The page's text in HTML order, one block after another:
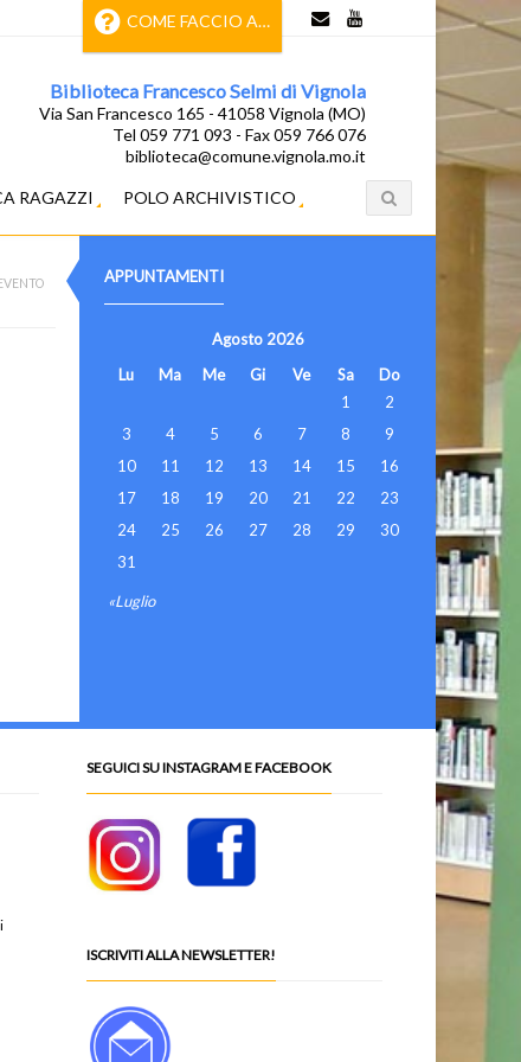
COME FACCIO A…
Biblioteca Francesco Selmi di Vignola
Via San Francesco 165 - 41058 Vignola (MO)
Tel 059 771 093 - Fax 059 766 076
biblioteca@comune.vignola.mo.it
RAGAZZI POLO ARCHIVISTICO
APPUNTAMENTI
Agosto 2026
Lu
Ma Me Gi Ve Sa
Do
1
2
3
4 5 6 7 8
9
10
11 12 13 14 15
16
17
18 19 20 21 22
23
24
25 26 27 28 29
30
31
«Luglio
SEGUICI SU INSTAGRAM E FACEBOOK
ISCRIVITI ALLA NEWSLETTER!